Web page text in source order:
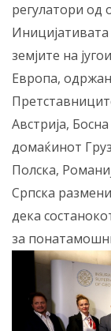
регулатори од
земјите на
Европа,
Австрија,
домаќинот
Полска,
Српска
дека
за